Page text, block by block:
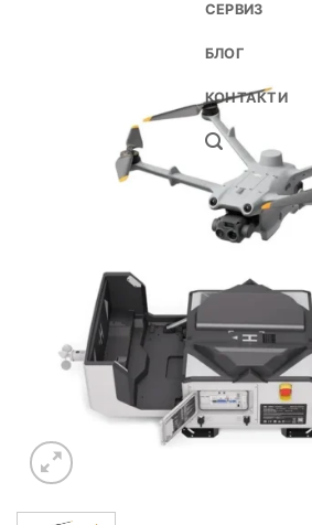
СЕРВИЗ
БЛОГ
КОНТАКТИ